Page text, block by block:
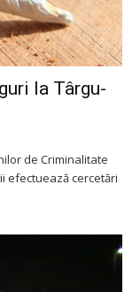
la Târgu-
de Criminalitate
efectuează cercetări